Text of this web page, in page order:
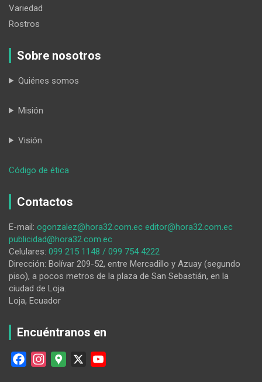
Variedad
Rostros
Sobre nosotros
Quiénes somos
Misión
Visión
Código de ética
03-
Contactos
E-mail: ogonzalez@hora32.com.ec editor@hora32.com.ec
publicidad@hora32.com.ec
Celulares: 099 215 1148 / 099 754 4222
Dirección: Bolívar 209-52, entre Mercadillo y Azuay (segundo
piso), a pocos metros de la plaza de San Sebastián, en la
ciudad de Loja.
Loja, Ecuador
Encuéntranos en